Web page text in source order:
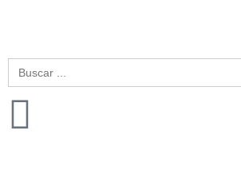
Buscar: